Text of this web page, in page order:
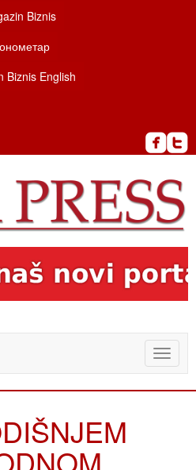
Biznis
Biznis English
Toggle